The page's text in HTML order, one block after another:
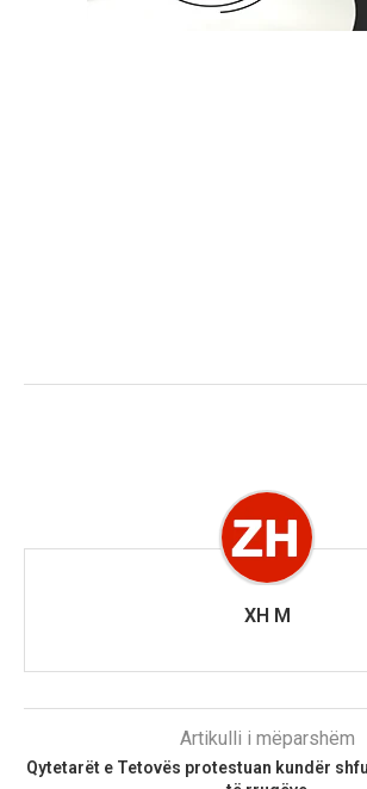
XH M
Artikulli i mëparshëm
Qytetarët e Tetovës protestuan kundër